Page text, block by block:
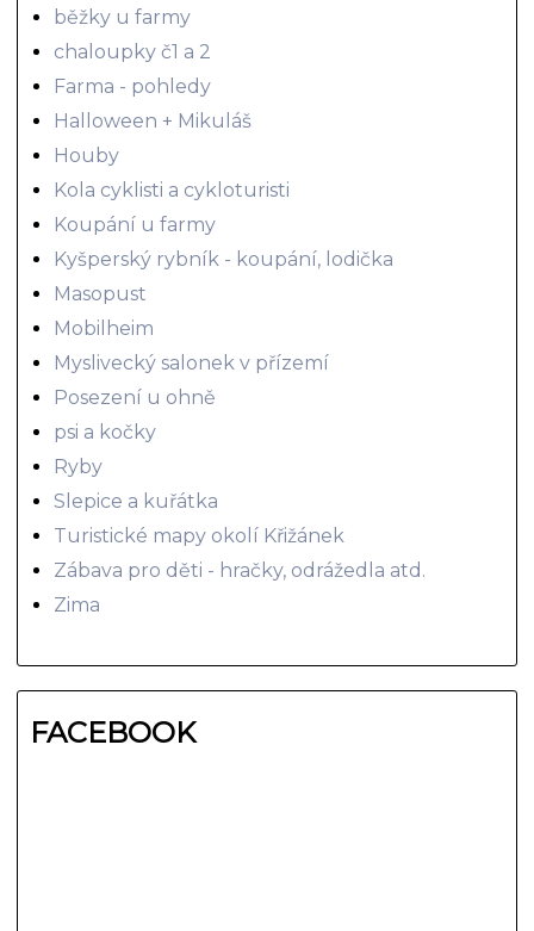
běžky u farmy
chaloupky č1 a 2
Farma - pohledy
Halloween + Mikuláš
Houby
Kola cyklisti a cykloturisti
Koupání u farmy
Kyšperský rybník - koupání, lodička
Masopust
Mobilheim
Myslivecký salonek v přízemí
Posezení u ohně
psi a kočky
Ryby
Slepice a kuřátka
Turistické mapy okolí Křižánek
Zábava pro děti - hračky, odrážedla atd.
Zima
FACEBOOK